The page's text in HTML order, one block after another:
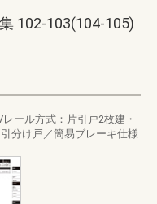
102-103(104-105)
ール方式：片引戸2枚建・
分け戸／簡易ブレーキ仕様